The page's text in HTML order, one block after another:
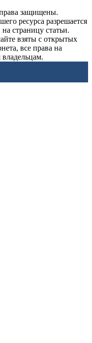
защищены.
ресурса разрешается
страницу статьи.
взяты с открытых
все права на